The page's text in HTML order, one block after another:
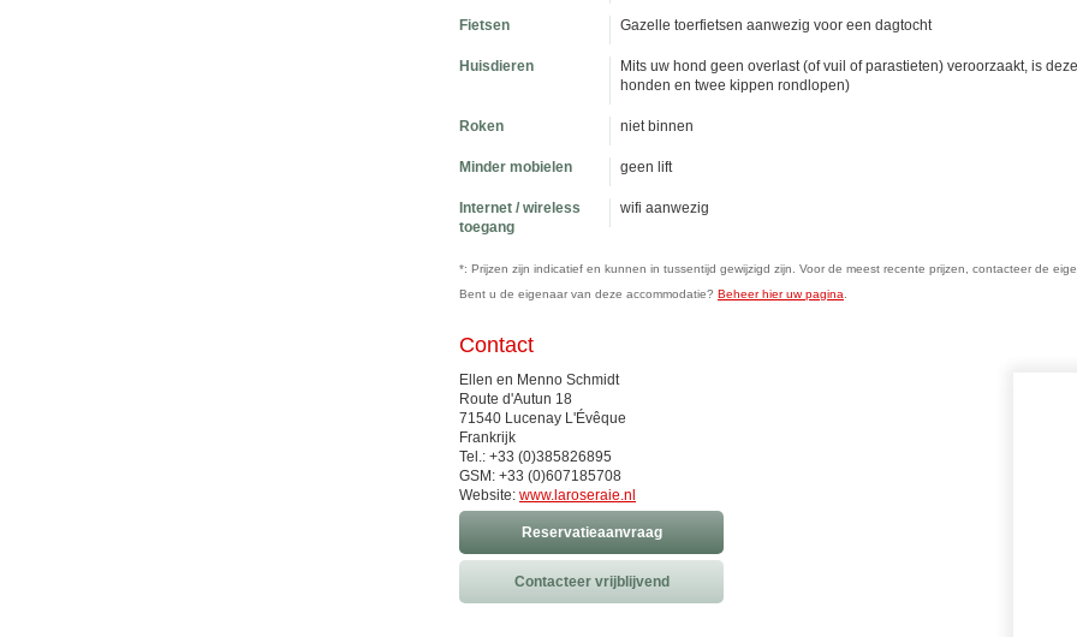
Fietsen Gazelle toerfietsen aanwezig voor een dagtocht
Huisdieren
Mits uw hond geen overlast (of vuil of parastieten) veroorzaakt, is
honden en twee kippen rondlopen)
Roken niet binnen
Minder mobielen geen lift
Internet / wireless
toegang
wifi aanwezig
*: Prijzen zijn indicatief en kunnen in tussentijd gewijzigd zijn. Voor de meest recente prijzen, contacteer de
Bent u de eigenaar van deze accommodatie? Beheer hier uw pagina
Contact
Ellen en Menno Schmidt
Route d'Autun 18
71540 Lucenay L'Évêque
Frankrijk
Tel.: +33 (0)385826895
GSM: +33 (0)607185708
Website: www.laroseraie.nl
Reservatieaanvraag
Contacteer vrijblijvend